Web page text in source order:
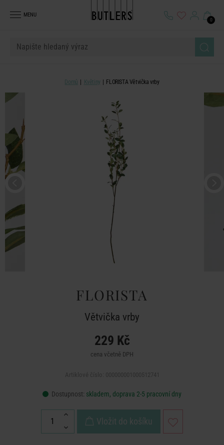
MENU
0
Domů Květiny FLORISTA Větvička vrby
FLORISTA
Větvička vrby
229 Kč
cena včetně DPH
Dostupnost: skladem, doprava 2-5 pracovní dny
Vložit do košíku